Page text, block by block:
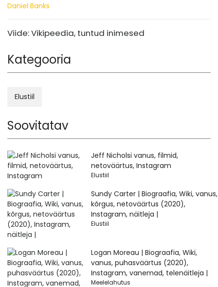
Daniel Banks
Viide: Vikipeedia, tuntud inimesed
Kategooria
Elustiil
Soovitatav
Jeff Nicholsi vanus, filmid,
netoväärtus, Instagram
Elustiil
Sundy Carter | Biograafia, Wiki, vanus,
kõrgus, netoväärtus (2020),
Instagram, näitleja |
Elustiil
Logan Moreau | Biograafia, Wiki,
vanus, puhasväärtus (2020),
Instagram, vanemad, telenäitleja |
Meelelahutus